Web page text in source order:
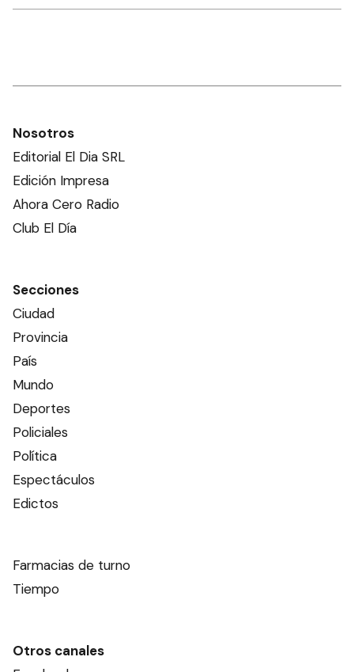
Nosotros
Editorial El Dia SRL
Edición Impresa
Ahora Cero Radio
Club El Día
Secciones
Ciudad
Provincia
País
Mundo
Deportes
Policiales
Política
Espectáculos
Edictos
Farmacias de turno
Tiempo
Otros canales